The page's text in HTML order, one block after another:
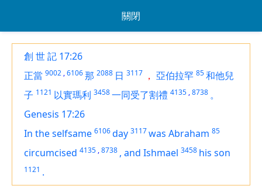
關閉
創 世 記 17:26
正當 9002 ,6106那 2088 日 3117 ， 亞伯拉罕 85和他兒
子 1121 以實瑪利 3458一同受了割禮 4135 ,8738 。
Genesis 17:26
In the selfsame 6106day 3117was Abraham 85
circumcised 4135 ,8738 , and Ishmael 3458 his son
1121 .